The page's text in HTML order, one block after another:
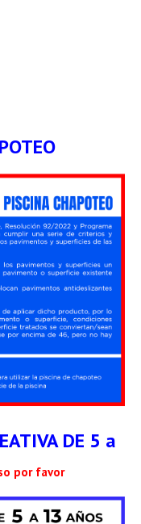
DE 5 a
por favor